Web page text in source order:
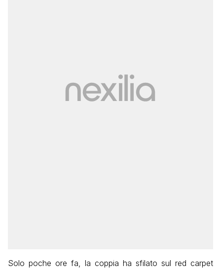
Solo poche ore fa, la coppia ha sfilato sul red carpet